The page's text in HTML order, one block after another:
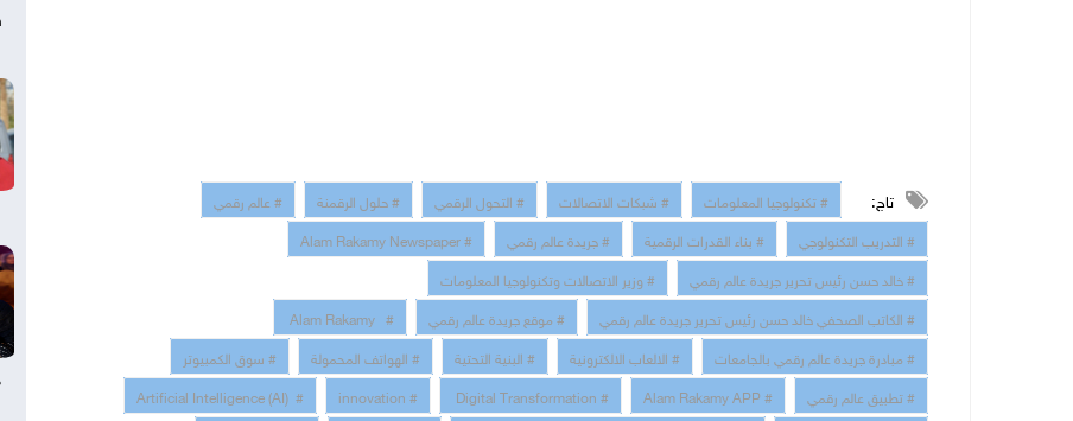
تاج: # تكنولوجيا المعلومات # شبكات الاتصالات # التحول الرقمي # حلول الرقمنة
# عالم رقمي
# التدريب التكنولوجي
# بناء القدرات الرقمية # جريدة عالم رقمي
# Alam Rakamy Newspaper
# خالد حسن رئيس تحرير جريدة عالم رقمي
# وزير الاتصالات وتكنولوجيا المعلومات
# الكاتب الصحفي خالد حسن رئيس تحرير جريدة عالم رقمي
# موقع جريدة عالم رقمي
# Alam Rakamy
# مبادرة جريدة عالم رقمي بالجامعات
# الالعاب الالكترونية # البنية التحتية # الهواتف المحمولة
# سوق الكمبيوتر
# تطبيق عالم رقمي
# Alam Rakamy APP
# Digital Transformation
# innovation
# Artificial Intelligence (AI)